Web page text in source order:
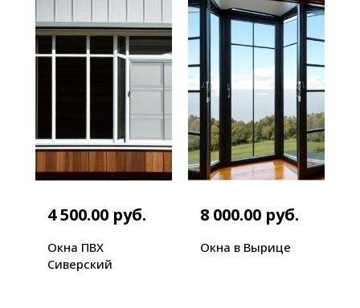
4 500.00 руб.
Окна ПВХ
Сиверский
8 000.00 руб.
Окна в Вырице